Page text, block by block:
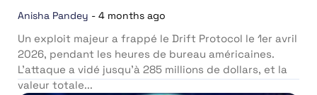
Anisha Pandey - 4 months ago
Un exploit majeur a frappé le Drift Protocol le 1er avril
2026, pendant les heures de bureau américaines.
L’attaque a vidé jusqu’à 285 millions de dollars, et la
valeur totale...